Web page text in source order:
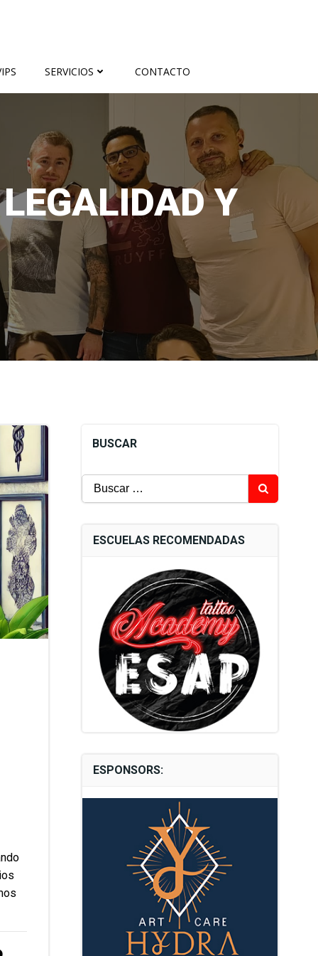
SERVICIOS CONTACTO
Y
BUSCAR
Buscar:
ESCUELAS RECOMENDADAS
ESPONSORS: